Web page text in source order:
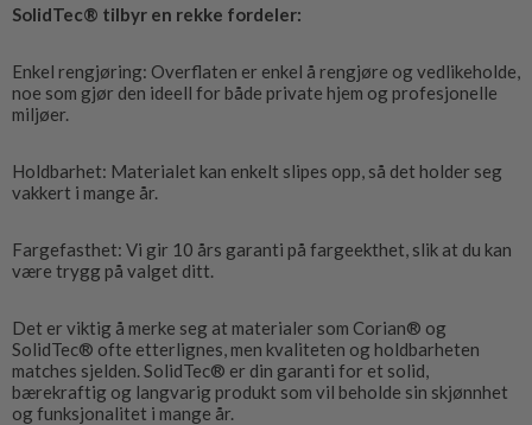
SolidTec® tilbyr en rekke fordeler:
Enkel rengjøring: Overflaten er enkel å rengjøre og vedlikeholde,
noe som gjør den ideell for både private hjem og profesjonelle
miljøer.
Holdbarhet: Materialet kan enkelt slipes opp, så det holder seg
vakkert i mange år.
Fargefasthet: Vi gir 10 års garanti på fargeekthet, slik at du kan
være trygg på valget ditt.
Det er viktig å merke seg at materialer som Corian® og
SolidTec® ofte etterlignes, men kvaliteten og holdbarheten
matches sjelden. SolidTec® er din garanti for et solid,
bærekraftig og langvarig produkt som vil beholde sin skjønnhet
og funksjonalitet i mange år.